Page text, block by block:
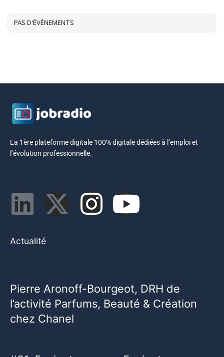
PAS D'ÉVÉNEMENTS
La 1ère plateforme digitale 100% digitale dédiées à l’emploi et
l’évolution professionnelle.
Actualité
Pierre Aronoff-Bourgeot, DRH de
l’activité Parfums, Beauté & Création
chez Chanel